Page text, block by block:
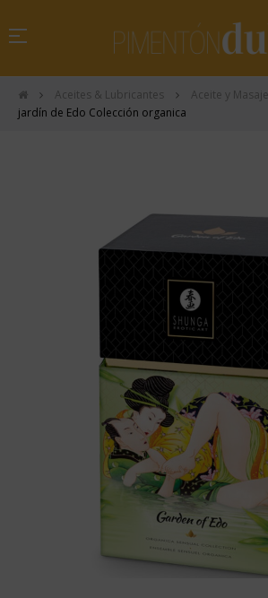
Navegación
palanca
☰
Aceites & Lubricantes Aceite y Masaje
jardín de Edo Colección organica